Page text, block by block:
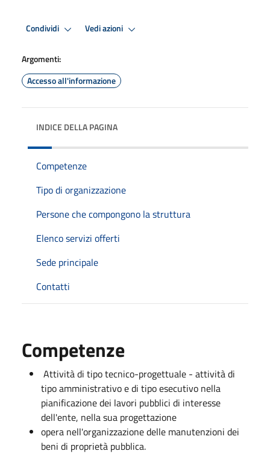
Condividi Vedi azioni
Argomenti:
Accesso all'informazione
INDICE DELLA PAGINA
Competenze
Tipo di organizzazione
Persone che compongono la struttura
Elenco servizi offerti
Sede principale
Contatti
Competenze
Attività di tipo tecnico-progettuale - attività di
tipo amministrativo e di tipo esecutivo nella
pianificazione dei lavori pubblici di interesse
dell'ente, nella sua progettazione
opera nell'organizzazione delle manutenzioni dei
beni di proprietà pubblica.